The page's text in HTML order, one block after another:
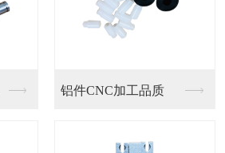
铝件CNC加工品质